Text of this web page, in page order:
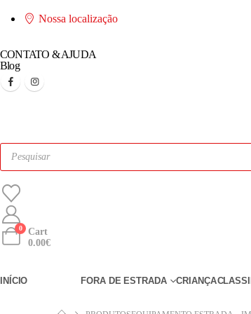
Nossa localização
CONTATO & AJUDA
Blog
0
Cart
0.00€
INÍCIO FORA DE ESTRADA CRIANÇA